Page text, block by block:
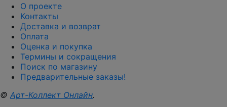
О проекте
Контакты
Доставка и возврат
Оплата
Оценка и покупка
Термины и сокращения
Поиск по магазину
Предварительные заказы!
© Арт-Коллект Онлайн.